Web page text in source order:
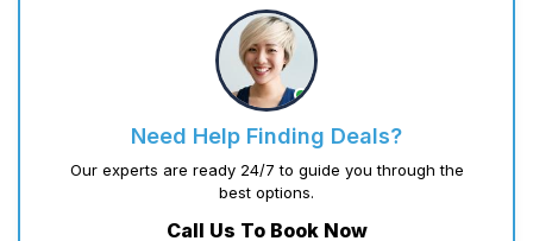
Need Help Finding Deals?
Our experts are ready 24/7 to guide you through the
best options.
Call Us To Book Now